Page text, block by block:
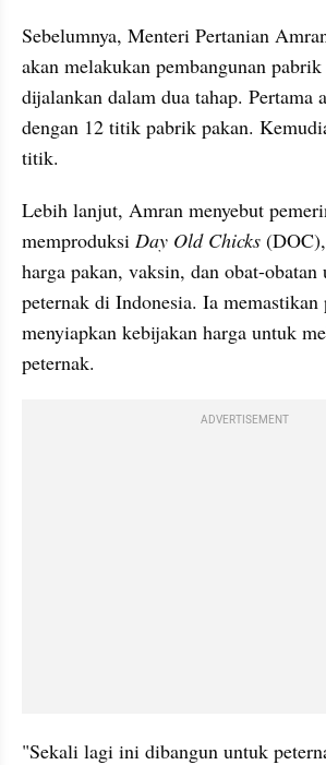
Sebelumnya, Menteri Pertanian
akan melakukan pembangunan
dijalankan dalam dua tahap. Pertama
dengan 12 titik pabrik pakan.
titik.
Lebih lanjut, Amran menyebut
memproduksi Day Old Chicks
harga pakan, vaksin, dan obat-
peternak di Indonesia. Ia memastikan
menyiapkan kebijakan harga untuk
peternak.
ADVERTISEMENT
"Sekali lagi ini dibangun untuk